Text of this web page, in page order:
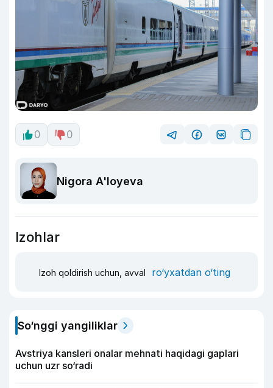
0 0
Nigora A'loyeva
Izohlar
Izoh qoldirish uchun, avval ro‘yxatdan o‘ting
So‘nggi yangiliklar
Avstriya kansleri onalar mehnati haqidagi gaplari
uchun uzr so‘radi